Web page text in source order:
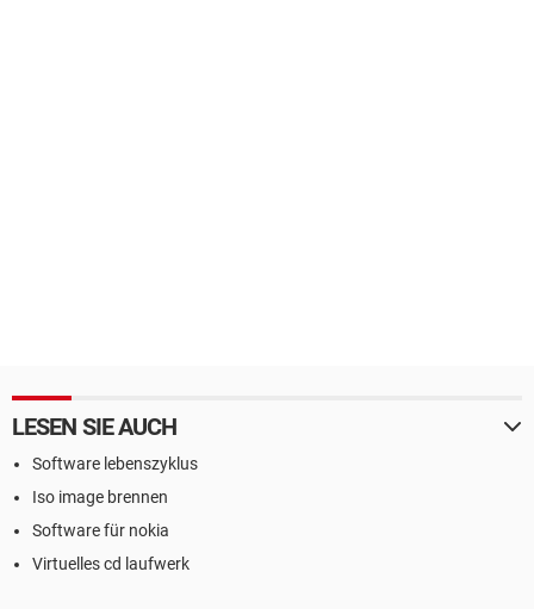
LESEN SIE AUCH
Software lebenszyklus
Iso image brennen
Software für nokia
Virtuelles cd laufwerk